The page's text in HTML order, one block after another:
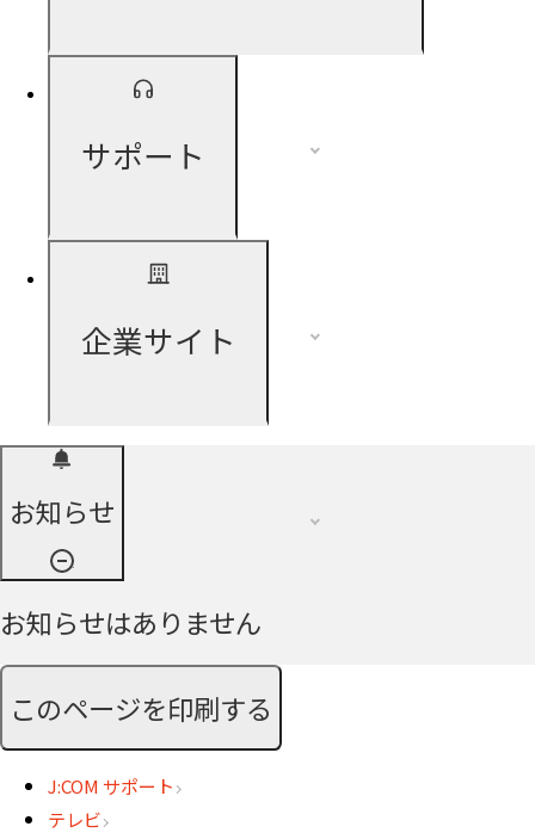
サポート
企業サイト
お知らせ
お知らせはありません
このページを印刷する
J:COM サポート
テレビ